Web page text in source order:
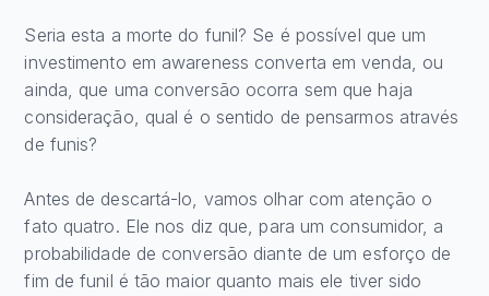
Seria esta a morte do funil? Se é possível que um
investimento em awareness converta em venda, ou
ainda, que uma conversão ocorra sem que haja
consideração, qual é o sentido de pensarmos através
de funis?
Antes de descartá-lo, vamos olhar com atenção o
fato quatro. Ele nos diz que, para um consumidor, a
probabilidade de conversão diante de um esforço de
fim de funil é tão maior quanto mais ele tiver sido